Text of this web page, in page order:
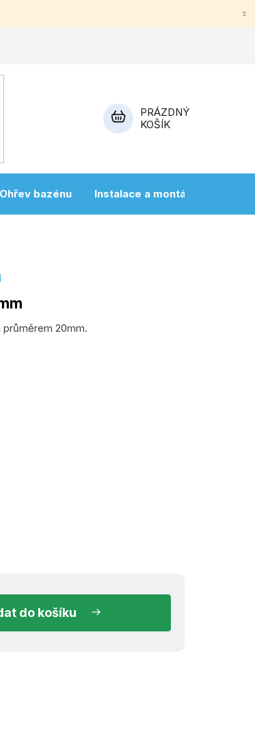
NÁKUPNÍ
PRÁZDNÝ
KOŠÍK
Ohřev bazénu Instalace a montáž
průměrem 20mm.
do košíku